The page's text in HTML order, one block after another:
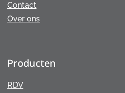
Contact
Over ons
Producten
RDV